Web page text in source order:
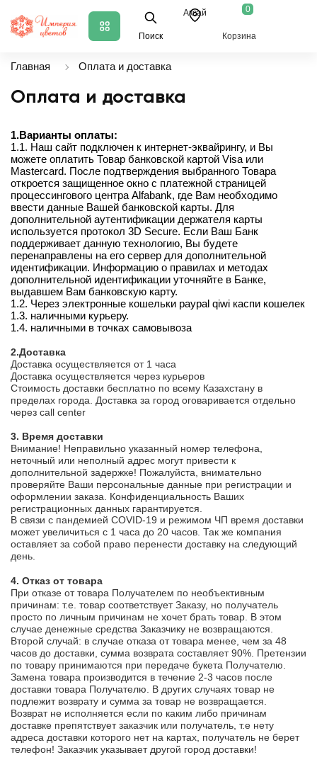
Поиск
Аксай 0
Корзина
Главная Оплата и доставка
Оплата и доставка
1.Варианты оплаты:
1.1. Наш сайт подключен к интернет-эквайрингу, и Вы
можете оплатить Товар банковской картой Visa или
Mastercard. После подтверждения выбранного Товара
откроется защищенное окно с платежной страницей
процессингового центра Alfabank, где Вам необходимо
ввести данные Вашей банковской карты. Для
дополнительной аутентификации держателя карты
используется протокол 3D Secure. Если Ваш Банк
поддерживает данную технологию, Вы будете
перенаправлены на его сервер для дополнительной
идентификации. Информацию о правилах и методах
дополнительной идентификации уточняйте в Банке,
выдавшем Вам банковскую карту.
1.2. Через электронные кошельки paypal qiwi каспи кошелек
1.3. наличными курьеру.
1.4. наличными в точках самовывоза
2.Доставка
Доставка осуществляется от 1 часа
Доставка осуществляется через курьеров
Стоимость доставки бесплатно по всему Казахстану в
пределах города. Доставка за город оговаривается отдельно
через call center
3. Время доставки
Внимание! Неправильно указанный номер телефона,
неточный или неполный адрес могут привести к
дополнительной задержке! Пожалуйста, внимательно
проверяйте Ваши персональные данные при регистрации и
оформлении заказа. Конфиденциальность Ваших
регистрационных данных гарантируется.
В связи с пандемией COVID-19 и режимом ЧП время доставки
может увеличиться с 1 часа до 20 часов. Так же компания
оставляет за собой право перенести доставку на следующий
день.
4. Отказ от товара
При отказе от товара Получателем по необъективным
причинам: т.е. товар соответствует Заказу, но получатель
просто по личным причинам не хочет брать товар. В этом
случае денежные средства Заказчику не возвращаются.
Второй случай: в случае отказа от товара менее, чем за 48
часов до доставки, сумма возврата составляет 90%. Претензии
по товару принимаются при передаче букета Получателю.
Замена товара производится в течение 2-3 часов после
доставки товара Получателю. В других случаях товар не
подлежит возврату и сумма за товар не возвращается.
Возврат не исполняется если по каким либо причинам
доставке препятствует заказчик или получатель, т.е нету
адреса доставки которого нет на картах, получатель не берет
телефон! Заказчик указывает другой город доставки!